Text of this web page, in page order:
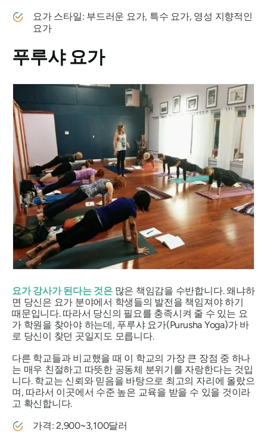
요가 스타일: 부드러운 요가, 특수 요가, 영성 지향적인
요가
푸루샤 요가
요가 강사가 된다는 것은많은 책임감을 수반합니다. 왜냐하
면 당신은 요가 분야에서 학생들의 발전을 책임져야 하기
때문입니다. 따라서 당신의 필요를 충족시켜 줄 수 있는 요
가 학원을 찾아야 하는데, 푸루샤 요가(Purusha Yoga)가 바
로 당신이 찾던 곳일지도 모릅니다.
다른 학교들과 비교했을 때 이 학교의 가장 큰 장점 중 하나
는 매우 친절하고 따뜻한 공동체 분위기를 자랑한다는 것입
니다. 학교는 신뢰와 믿음을 바탕으로 최고의 자리에 올랐으
며, 따라서 이곳에서 수준 높은 교육을 받을 수 있을 것이라
고 확신합니다.
가격: 2,900~3,100달러